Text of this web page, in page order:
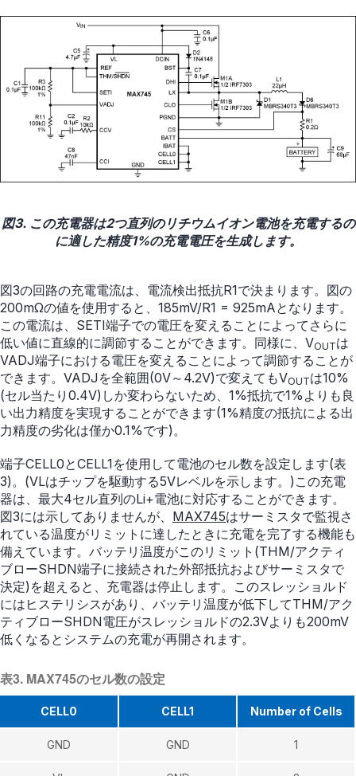
図3. この充電器は2つ直列のリチウムイオン電池を充電するの
に適した精度1%の充電電圧を生成します。
図3の回路の充電電流は、電流検出抵抗R1で決まります。図の
200mΩの値を使用すると、185mV/R1 = 925mAとなります。
この電流は、SETI端子での電圧を変えることによってさらに
低い値に直線的に調節することができます。同様に、VOUTは
VADJ端子における電圧を変えることによって調節することが
できます。VADJを全範囲(0V～4.2V)で変えてもVOUTは10%
(セル当たり0.4V)しか変わらないため、1%抵抗で1%よりも良
い出力精度を実現することができます(1%精度の抵抗による出
力精度の劣化は僅か0.1%です)。
端子CELL0とCELL1を使用して電池のセル数を設定します(表
3)。(VLはチップを駆動する5Vレベルを示します。)この充電
器は、最大4セル直列のLi+電池に対応することができます。
図3には示してありませんが、 MAX745はサーミスタで監視さ
れている温度がリミットに達したときに充電を完了する機能も
備えています。バッテリ温度がこのリミット(THM/アクティ
ブローSHDN端子に接続された外部抵抗およびサーミスタで
決定)を超えると、充電器は停止します。このスレッショルド
にはヒステリシスがあり、バッテリ温度が低下してTHM/アク
ティブローSHDN電圧がスレッショルドの2.3Vよりも200mV
低くなるとシステムの充電が再開されます。
表3. MAX745のセル数の設定
CELL0 CELL1 Number of Cells
GND GND 1